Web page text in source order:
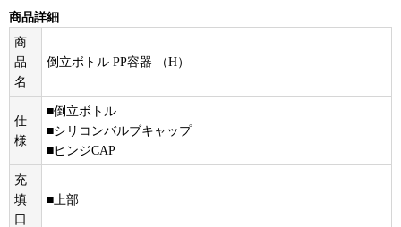
商品詳細
商
品
名
倒立ボトル PP容器 （H）
仕
様
■倒立ボトル
■シリコンバルブキャップ
■ヒンジCAP
充
填
口
■上部